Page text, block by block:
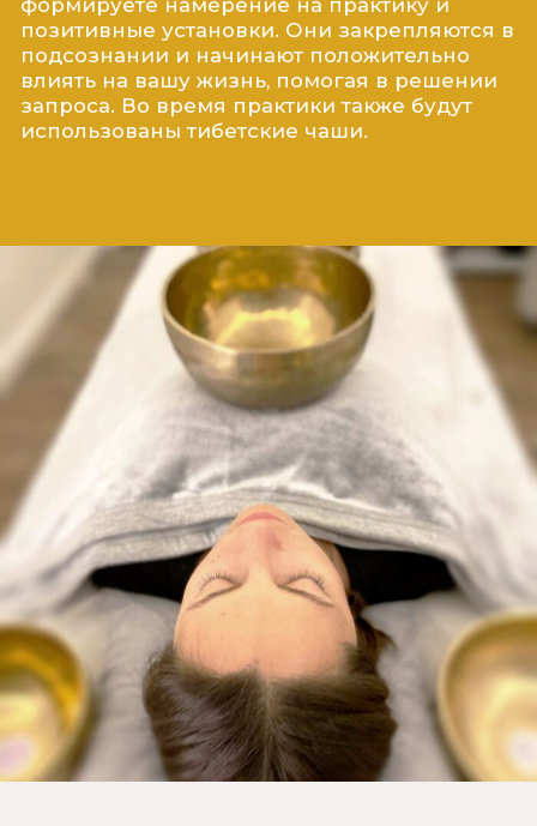
практику
Звуковые вибрации помогают
быстрее расслабиться и
отключить ум.
погружение
Комбинируя разные звуки
тибетских чаш, Мастер глубже
погружает вас в медитацию.
Эффект
“массажа”
Вибрации поющих чаш
передаются в тело, проникая в
ткани, органы и энергетические
центры, и оказывают целебное
воздействие на них.
Благодаря